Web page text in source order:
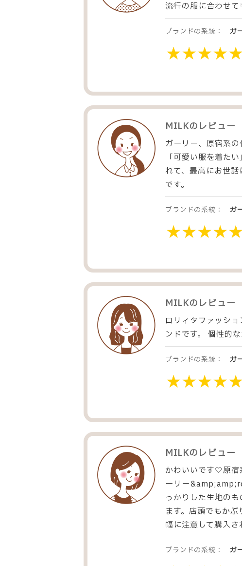
流行の服に合わせて
ブランドの系統： ガ
MILKのレビュー
ガーリー、原宿系
「可愛い服を着た
れて、最高にお世
です。
ブランドの系統： ガ
MILKのレビュー
ロリィタファッシ
ンドです。 個性的な
ブランドの系統： ガ
MILKのレビュー
かわいいです♡原
ーリー
っかりした生地の
ます。店頭でもか
幅に注意して購入さ
ブランドの系統： ガ